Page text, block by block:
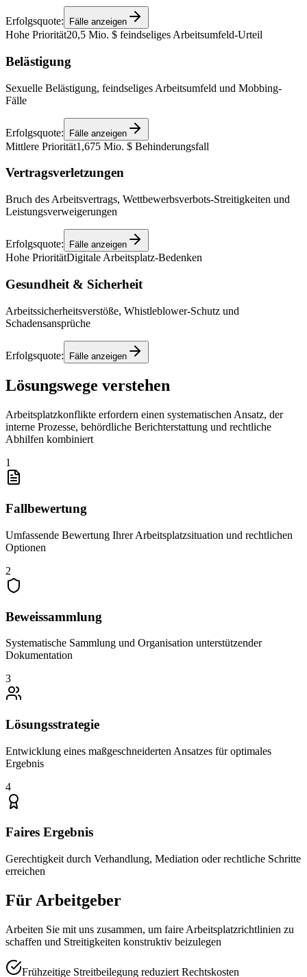
Erfolgsquote: Fälle anzeigen
Hohe Priorität20,5 Mio. $ feindseliges Arbeitsumfeld-Urteil
Belästigung
Sexuelle Belästigung, feindseliges Arbeitsumfeld und Mobbing-
Fälle
Erfolgsquote: Fälle anzeigen
Mittlere Priorität1,675 Mio. $ Behinderungsfall
Vertragsverletzungen
Bruch des Arbeitsvertrags, Wettbewerbsverbots-Streitigkeiten und
Leistungsverweigerungen
Erfolgsquote: Fälle anzeigen
Hohe PrioritätDigitale Arbeitsplatz-Bedenken
Gesundheit & Sicherheit
Arbeitssicherheitsverstöße, Whistleblower-Schutz und
Schadensansprüche
Erfolgsquote: Fälle anzeigen
Lösungswege verstehen
Arbeitsplatzkonflikte erfordern einen systematischen Ansatz, der
interne Prozesse, behördliche Berichterstattung und rechtliche
Abhilfen kombiniert
1
Fallbewertung
Umfassende Bewertung Ihrer Arbeitsplatzsituation und rechtlichen
Optionen
2
Beweissammlung
Systematische Sammlung und Organisation unterstützender
Dokumentation
3
Lösungsstrategie
Entwicklung eines maßgeschneiderten Ansatzes für optimales
Ergebnis
4
Faires Ergebnis
Gerechtigkeit durch Verhandlung, Mediation oder rechtliche Schritte
erreichen
Für Arbeitgeber
Arbeiten Sie mit uns zusammen, um faire Arbeitsplatzrichtlinien zu
schaffen und Streitigkeiten konstruktiv beizulegen
Frühzeitige Streitbeilegung reduziert Rechtskosten